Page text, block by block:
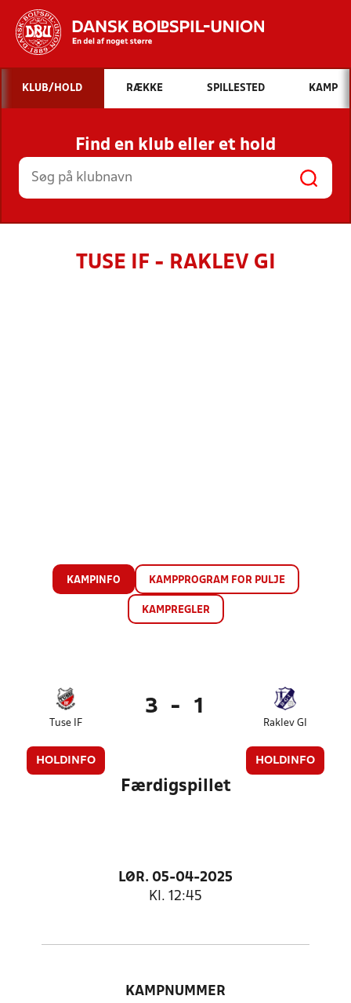
Hvad vil du søge efter?
INDHOLD OG NYHEDER
STILLINGER, RESULTATER, KLUBBER OG
HOLD
KLUB/HOLD RÆKKE SPILLESTED KAMP
Find en klub eller et hold
TUSE IF - RAKLEV GI
KAMPINFO KAMPPROGRAM FOR PULJE
KAMPREGLER
Tuse IF
HOLDINFO
3 - 1
Raklev GI
HOLDINFO
Færdigspillet
LØR. 05-04-2025
Kl. 12:45
KAMPNUMMER